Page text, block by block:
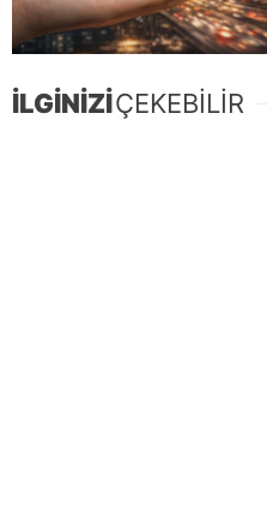
İLGİNİZİÇEKEBİLİR